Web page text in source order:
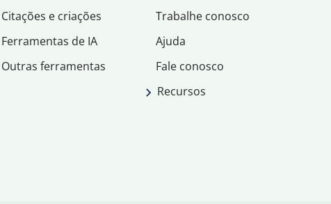
Citações e criações
Ferramentas de IA
Outras ferramentas
Trabalhe conosco
Ajuda
Fale conosco
Recursos